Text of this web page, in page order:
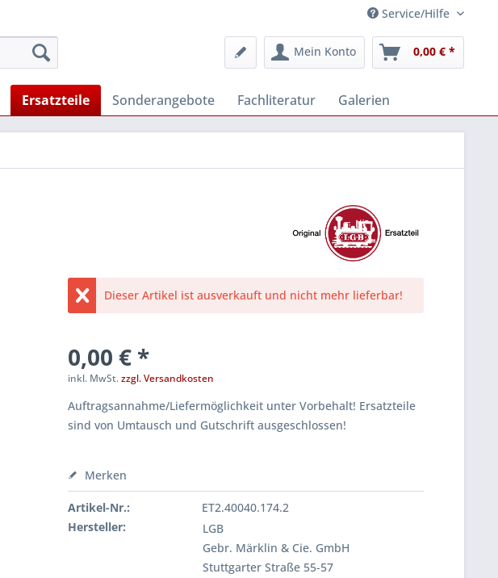
Service/Hilfe
Mein Konto
0,00 € *
Ersatzteile Sonderangebote Fachliteratur Galerien
Dieser Artikel ist ausverkauft und nicht mehr lieferbar!
0,00 € *
inkl. MwSt.zzgl. Versandkosten
Auftragsannahme/Liefermöglichkeit unter Vorbehalt! Ersatzteile
sind von Umtausch und Gutschrift ausgeschlossen!
Merken
Artikel-Nr.:
ET2.40040.174.2
Hersteller:
LGB
Gebr. Märklin & Cie. GmbH
Stuttgarter Straße 55-57